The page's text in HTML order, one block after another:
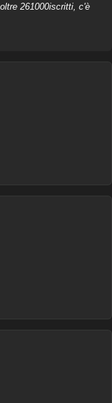
261000iscritti, c'è